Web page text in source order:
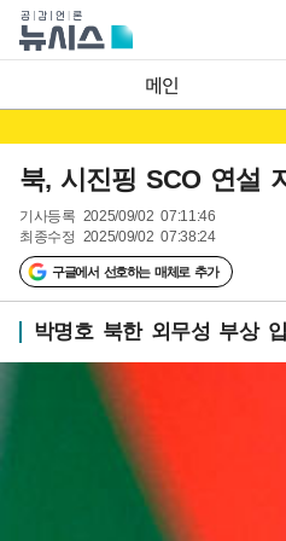
메인
북, 시진핑 SCO 연설
기사등록 2025/09/02 07:11:46
최종수정 2025/09/02 07:38:24
구글에서 선호하는 매체로 추가
박명호 북한 외무성 부상